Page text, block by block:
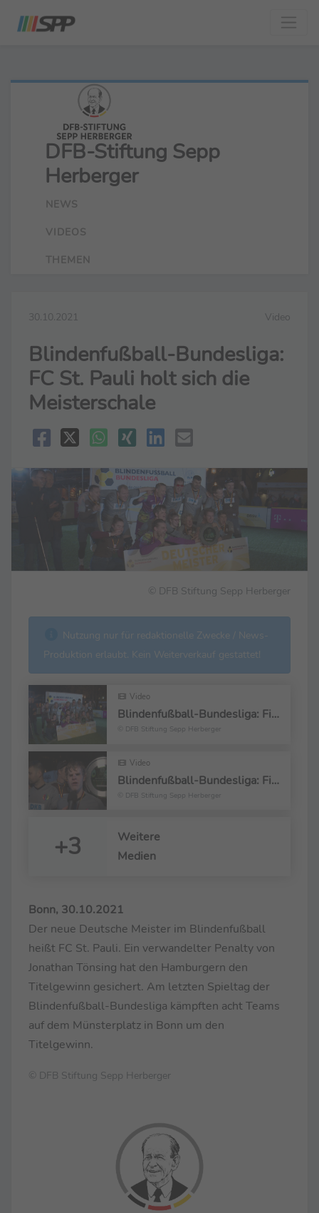
DFB-Stiftung Sepp
Herberger
NEWS
VIDEOS
THEMEN
30.10.2021 Video
Blindenfußball-Bundesliga:
FC St. Pauli holt sich die
Meisterschale
© DFB Stiftung Sepp Herberger
Nutzung nur für redaktionelle Zwecke / News-
Produktion erlaubt. Kein Weiterverkauf gestattet!
Video
Blindenfußball-Bundesliga: Finale in Bonn - Newsbeitrag
© DFB Stiftung Sepp Herberger
Video
Blindenfußball-Bundesliga: Finale in Bonn - Interview mit dem FC St. Pauli
© DFB Stiftung Sepp Herberger
+3
Weitere
Medien
Bonn, 30.10.2021
Der neue Deutsche Meister im Blindenfußball
heißt FC St. Pauli. Ein verwandelter Penalty von
Jonathan Tönsing hat den Hamburgern den
Titelgewinn gesichert. Am letzten Spieltag der
Blindenfußball-Bundesliga kämpften acht Teams
auf dem Münsterplatz in Bonn um den
Titelgewinn.
© DFB Stiftung Sepp Herberger